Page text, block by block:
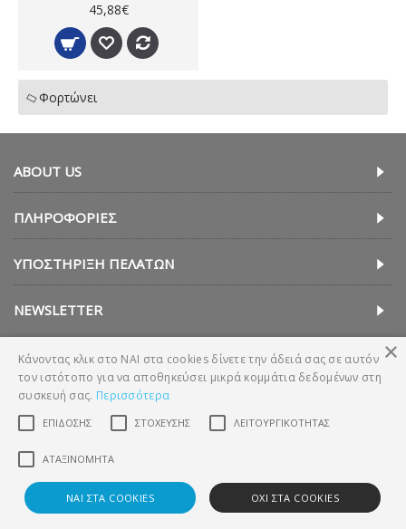
45,88€
Φορτώνει
ABOUT US
ΠΛΗΡΟΦΟΡΊΕΣ
ΥΠΟΣΤΉΡΙΞΗ ΠΕΛΑΤΏΝ
NEWSLETTER
×
Κάνοντας κλικ στο ΝΑΙ στα cookies δίνετε την άδειά σας σε αυτόν
τον ιστότοπο για να αποθηκεύσει μικρά κομμάτια δεδομένων στη
συσκευή σας. Περισσότερα
ΕΠΊΔΟΣΗΣ ΣΤΌΧΕΥΣΗΣ ΛΕΙΤΟΥΡΓΙΚΌΤΗΤΑΣ
ΑΤΑΞΙΝΌΜΗΤΑ
ΝΑΙ ΣΤΑ COOKIES ΟΧΙ ΣΤΑ COOKIES